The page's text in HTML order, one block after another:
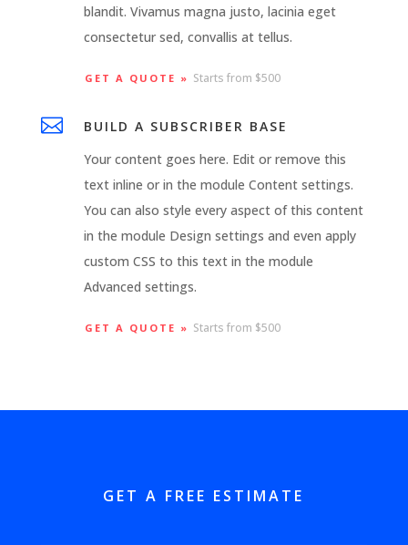
blandit. Vivamus magna justo, lacinia eget
consectetur sed, convallis at tellus.
GET A QUOTE » Starts from $500

BUILD A SUBSCRIBER BASE
Your content goes here. Edit or remove this
text inline or in the module Content settings.
You can also style every aspect of this content
in the module Design settings and even apply
custom CSS to this text in the module
Advanced settings.
GET A QUOTE » Starts from $500
GET A FREE ESTIMATE